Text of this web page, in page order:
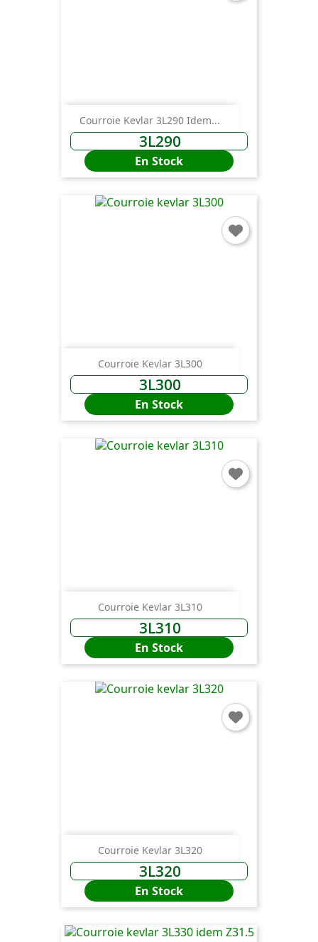
Courroie Kevlar 3L290 Idem...
3L290
En Stock
Courroie Kevlar 3L300
3L300
En Stock
Courroie Kevlar 3L310
3L310
En Stock
Courroie Kevlar 3L320
3L320
En Stock
Connexion
You need to be logged in to save products in your